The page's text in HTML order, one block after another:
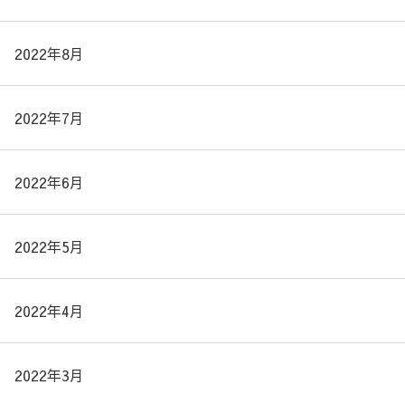
2022年8月
2022年7月
2022年6月
2022年5月
2022年4月
2022年3月